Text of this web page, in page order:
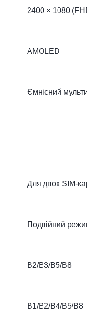
2400 × 1080
AMOLED
Ємнісний
Для двох SIM-
Подвійний
B2/B3/B5/B8
B1/B2/B4/B5/B8